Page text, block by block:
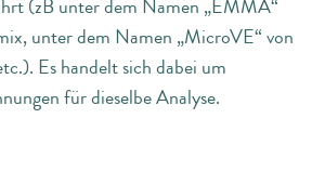
(zB unter dem Namen „EMMA“
unter dem Namen „MicroVE“ von
Es handelt sich dabei um
für dieselbe Analyse.